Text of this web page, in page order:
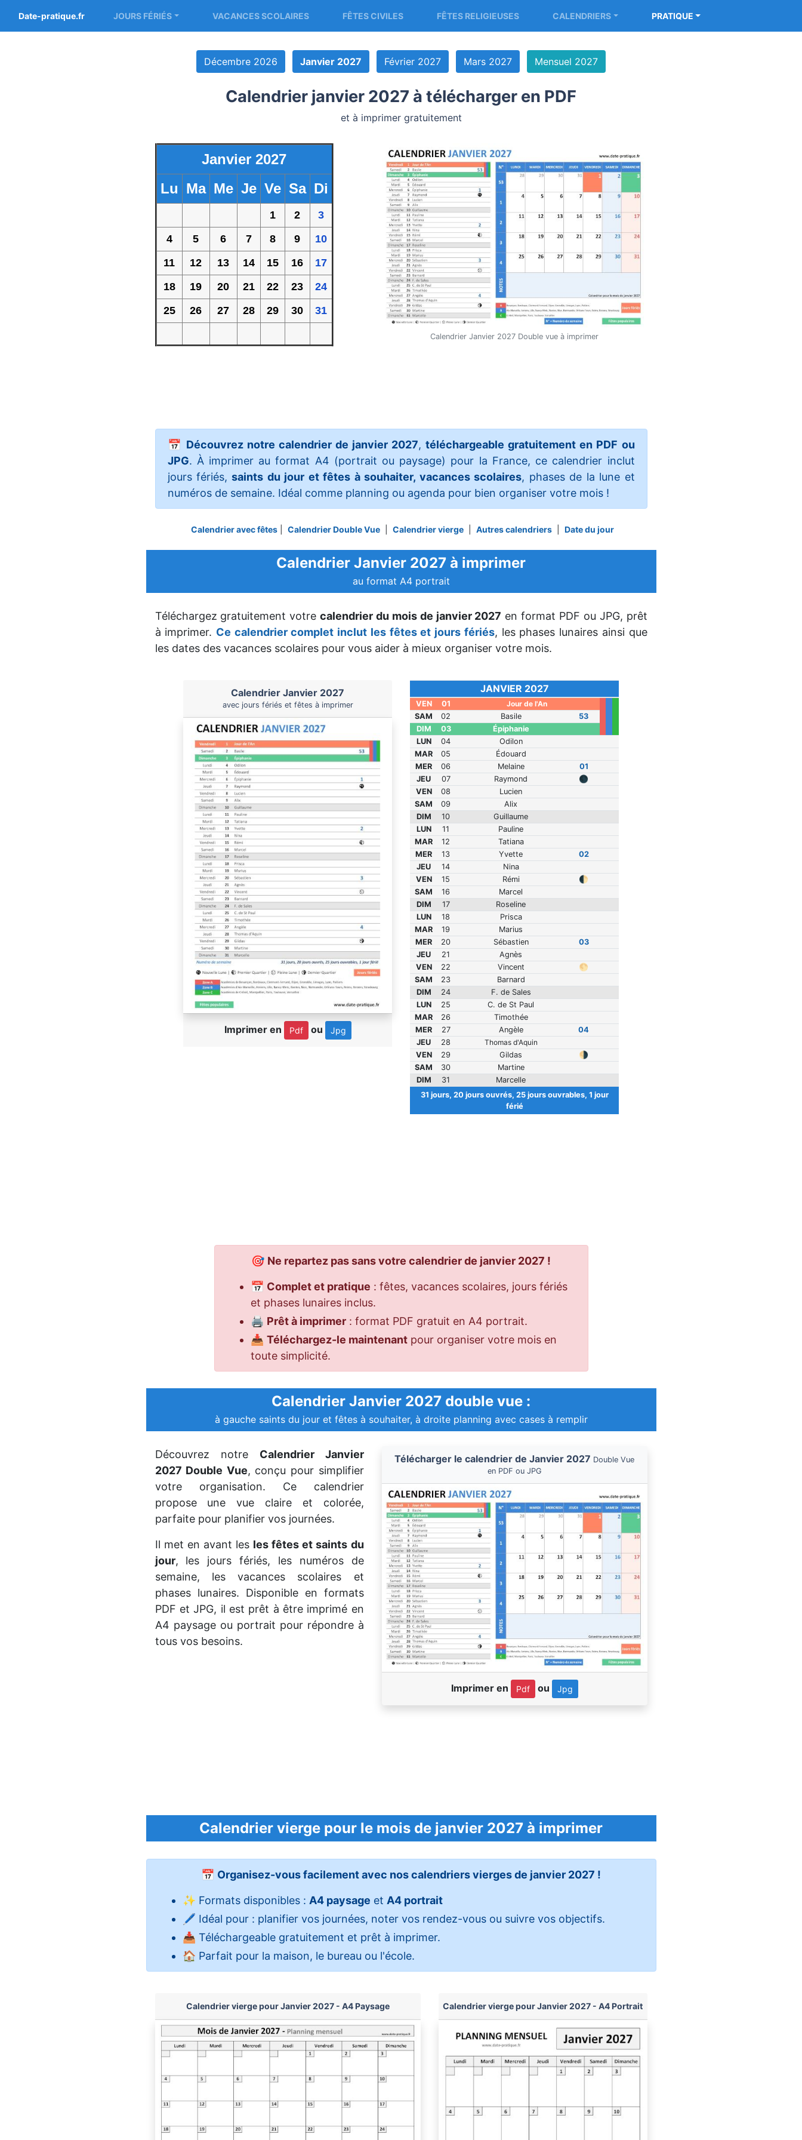
Date-pratique.fr JOURS FÉRIÉS VACANCES SCOLAIRES FÊTES CIVILES FÊTES RELIGIEUSES CALENDRIERS PRATIQUE
Décembre 2026 Janvier 2027 Février 2027 Mars 2027 Mensuel 2027
Calendrier janvier 2027 à télécharger en PDF
et à imprimer gratuitement
Janvier 2027
Lu Ma Me Je Ve Sa Di
1 2
3
4
5 6 7 8 9
10
11
12 13 14 15 16
17
18
19 20 21 22 23
24
25
26 27 28 29 30 31
Calendrier Janvier 2027 Double vue à imprimer
📅 Découvrez notre calendrier de janvier 2027,téléchargeable gratuitement en PDF ou
JPG. À imprimer au format A4 (portrait ou paysage) pour la France, ce calendrier inclut
jours fériés,saints du jour et fêtes à souhaiter, vacances scolaires, phases de la lune et
numéros de semaine. Idéal comme planning ou agenda pour bien organiser votre mois !
Calendrier avec fêtes| Calendrier Double Vue Calendrier vierge Autres calendriers Date du jour
Calendrier Janvier 2027 à imprimer
au format A4 portrait
Téléchargez gratuitement votrecalendrier du mois de janvier 2027 en format PDF ou JPG, prêt
à imprimer. Ce calendrier complet inclut les fêtes et jours fériés, les phases lunaires ainsi que
les dates des vacances scolaires pour vous aider à mieux organiser votre mois.
Calendrier Janvier 2027
avec jours fériés et fêtes à imprimer
Imprimer en Pdf ou Jpg
JANVIER 2027
VEN 01
Jour de l'An
SAM
02 Basile
53
DIM
03
Épiphanie
LUN
04
Odilon
MAR
05
Édouard
MER
06 Melaine
01
JEU
07 Raymond
🌑
VEN
08
Lucien
SAM
09
Alix
DIM
10
Guillaume
LUN
11
Pauline
MAR
12
Tatiana
MER
13 Yvette
02
JEU
14
Nina
VEN
15 Rémi
🌓
SAM
16
Marcel
DIM
17
Roseline
LUN
18
Prisca
MAR
19
Marius
MER
20 Sébastien
03
JEU
21
Agnès
VEN
22 Vincent
🌕
SAM
23
Barnard
DIM
24
F. de Sales
LUN
25
C. de St Paul
MAR
26
Timothée
MER
27 Angèle
04
JEU
28
Thomas d'Aquin
VEN
29 Gildas
🌗
SAM
30
Martine
DIM
31
Marcelle
31 jours, 20 jours ouvrés, 25 jours ouvrables, 1 jour
férié
🎯 Ne repartez pas sans votre calendrier de janvier 2027 !
📅 Complet et pratique : fêtes, vacances scolaires, jours fériés
et phases lunaires inclus.
🖨️ Prêt à imprimer: format PDF gratuit en A4 portrait.
📥 Téléchargez-le maintenantpour organiser votre mois en
toute simplicité.
Calendrier Janvier 2027 double vue :
à gauche saints du jour et fêtes à souhaiter, à droite planning avec cases à remplir
Découvrez notre Calendrier Janvier
2027 Double Vue, conçu pour simplifier
votre organisation. Ce calendrier
propose une vue claire et colorée,
parfaite pour planifier vos journées.
Il met en avant les les fêtes et saints du
jour, les jours fériés, les numéros de
semaine, les vacances scolaires et
phases lunaires. Disponible en formats
PDF et JPG, il est prêt à être imprimé en
A4 paysage ou portrait pour répondre à
tous vos besoins.
Télécharger le calendrier de Janvier 2027 Double Vue
en PDF ou JPG
Imprimer en Pdf ou Jpg
Calendrier vierge pour le mois de janvier 2027 à imprimer
📅 Organisez-vous facilement avec nos calendriers vierges de janvier 2027 !
✨ Formats disponibles : A4 paysage et A4 portrait
🖊️ Idéal pour : planifier vos journées, noter vos rendez-vous ou suivre vos objectifs.
📥 Téléchargeable gratuitement et prêt à imprimer.
🏠 Parfait pour la maison, le bureau ou l'école.
Calendrier vierge pour Janvier 2027 - A4 Paysage Calendrier vierge pour Janvier 2027 - A4 Portrait